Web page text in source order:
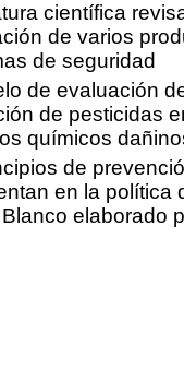
científica
de varios
de seguridad
de evaluación
de pesticidas
químicos
de
en la política
elaborado